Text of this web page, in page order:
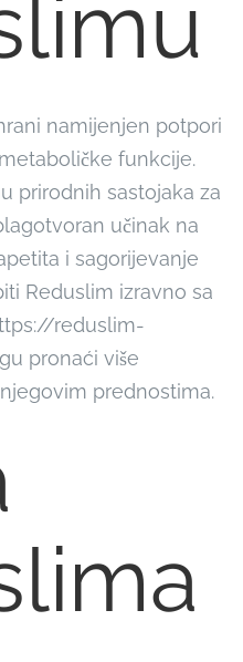
namijenjen potpori
funkcije.
prirodnih sastojaka za
učinak na
i sagorijevanje
Reduslim izravno sa
reduslim-
pronaći više
prednostima.